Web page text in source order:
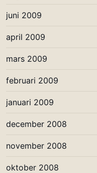
juni 2009
april 2009
mars 2009
februari 2009
januari 2009
december 2008
november 2008
oktober 2008